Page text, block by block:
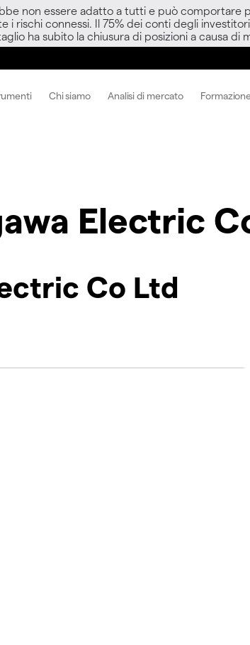
non essere adatto a tutti e può
i rischi connessi. Il 75% dei conti degli
ha subito la chiusura di posizioni a causa di
Chi siamo Analisi di mercato
Electric
Co Ltd